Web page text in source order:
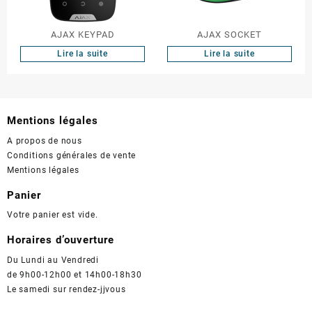
AJAX KEYPAD
Lire la suite
AJAX SOCKET
Lire la suite
Mentions légales
A propos de nous
Conditions générales de vente
Mentions légales
Panier
Votre panier est vide.
Horaires d’ouverture
Du Lundi au Vendredi
de 9h00-12h00 et 14h00-18h30
Le samedi sur rendez-jjvous